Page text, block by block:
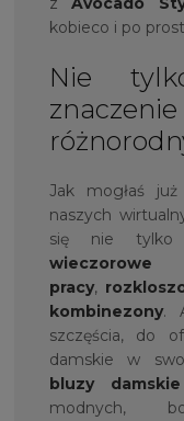
kobieco i po
Nie
Jak mogłaś już
naszych
się nie tylko
pracy,
kombinezony.
szczęścia, do
damskie w
bluzy
modnych,